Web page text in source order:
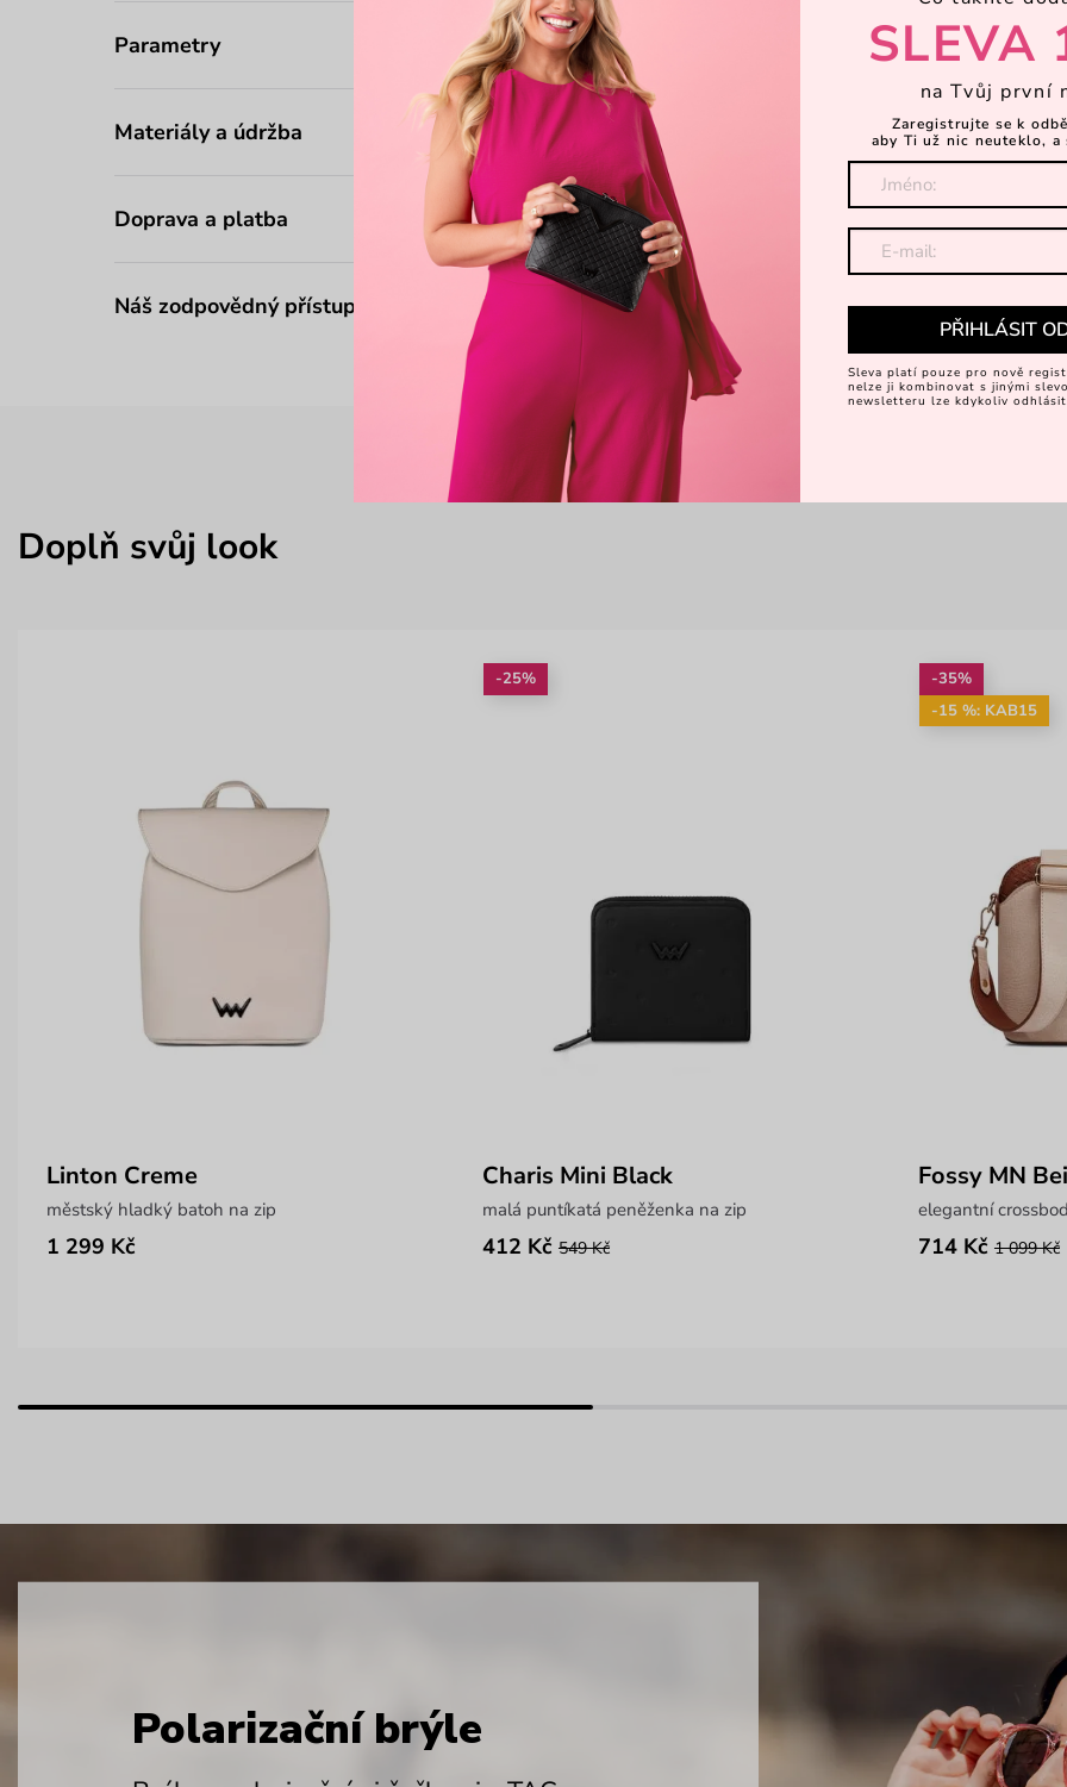
Parametry
Materiály a údržba
Doprava a platba
Náš zodpovědný přístup
Doplň svůj look
Linton Creme
městský hladký batoh na zip
1 299 Kč
-25%
Charis Mini Black
malá puntíkatá peněženka na zip
412 Kč 549 Kč
-35%
-15 %: KAB15
Fossy MN
elegantní
714 Kč 1 099 Kč
Polarizační brýle
SLEVA
na Tvůj první
Zaregistrujte se k
aby Ti už nic neuteklo, a
PŘIHLÁSIT
Sleva platí pouze pro nově
nelze ji kombinovat s jinými
newsletteru lze kdykoliv